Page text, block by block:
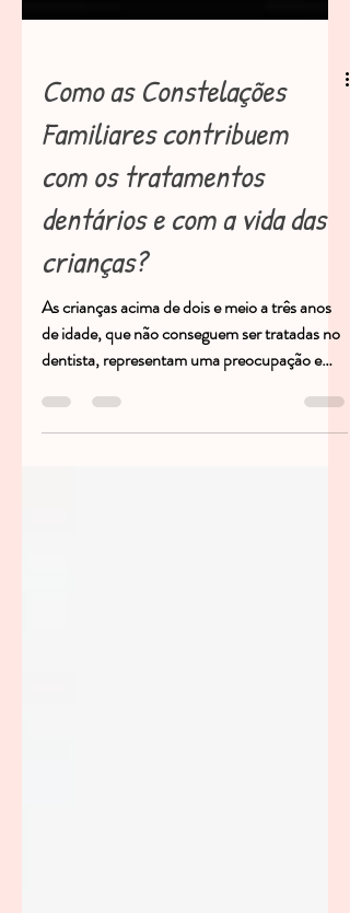
Como as Constelações
Familiares contribuem
com os tratamentos
dentários e com a vida das
crianças?
de idade, que não conseguem ser tratadas no
dentista, representam uma preocupação e